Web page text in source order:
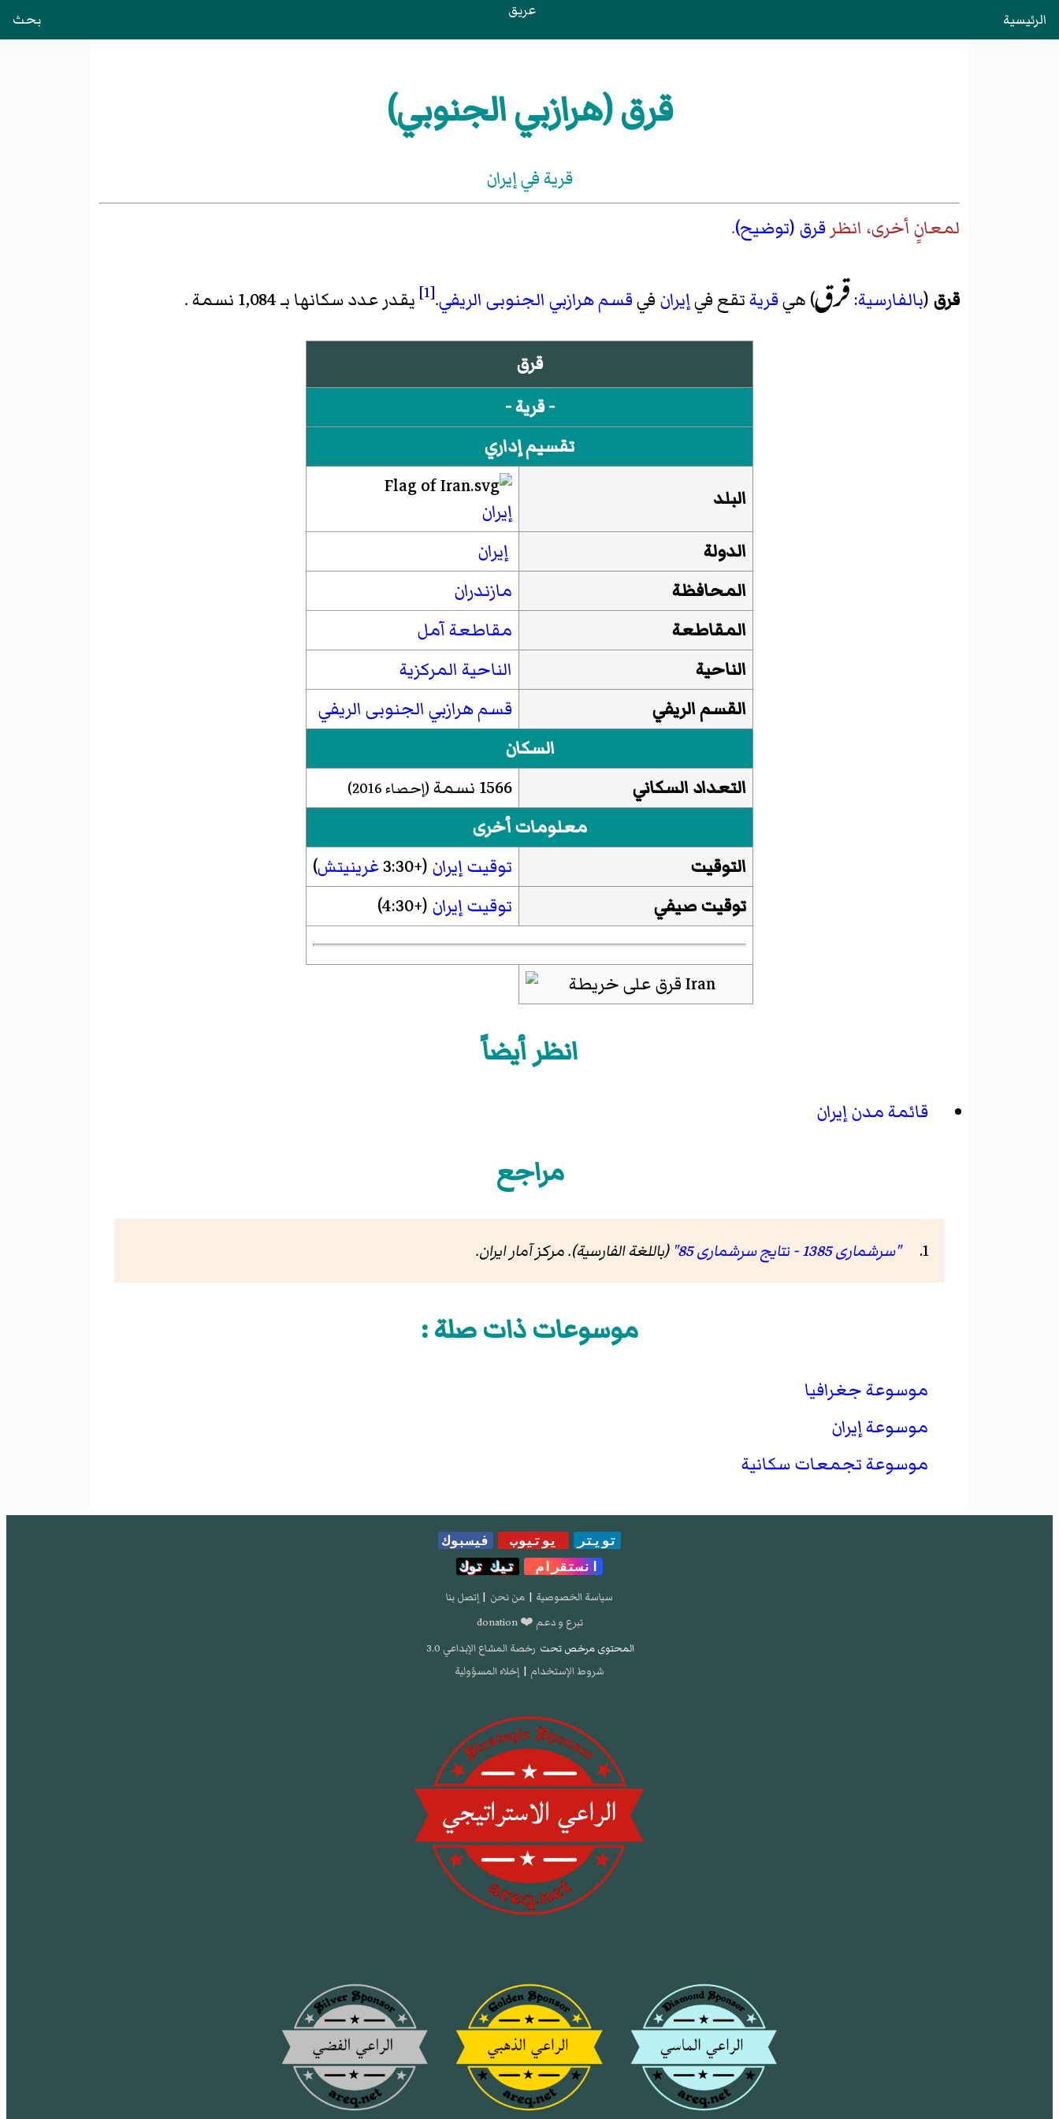
الرئيسية عريق بحث
قرق (هرازبي الجنوبي)
قرية في إيران
لمعانٍ أخرى، انظر قرق (توضيح).
قرق (بالفارسية:قرق) هيقريةتقع فيإيران فيقسم هرازبي الجنوبی الريفي.
[1] يقدر عدد سكانها بـ 1,084 نسمة .
قرق
- قرية -
تقسيم إداري
البلد
إيران
الدولة
إيران
المحافظة
مازندران
المقاطعة
مقاطعة آمل
الناحية
الناحية المركزية
القسم الريفي
قسم هرازبي الجنوبی الريفي
السكان
التعداد السكاني
1566 نسمة (إحصاء2016
)
معلومات أخرى
التوقيت
توقيت إيران (+3:30 غرينيتش)
توقيت صيفي
توقيت إيران (+4:30)
انظر أيضاً
قائمة مدن إيران
مراجع
"سرشماری 1385 - نتایج سرشماری 85" (باللغة الفارسية). مرکز آمار ایران.
موسوعات ذات صلة :
موسوعة جغرافيا
موسوعة إيران
موسوعة تجمعات سكانية
تويتر يوتيوب
فيسبوك
انستقرام
تيك توك
سياسة الخصوصية | من نحن | إتصل بنا
تبرع و دعم ❤️ donation
المحتوى مرخص تحت رخصة المشاع الإبداعي 3.0
شروط الإستخدام | إخلاء المسؤولية